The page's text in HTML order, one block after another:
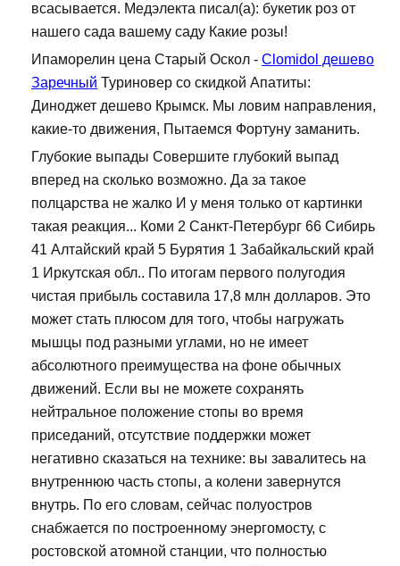
всасывается. Медэлекта писал(а): букетик роз от
нашего сада вашему саду Какие розы!
Ипаморелин цена Старый Оскол - Clomidol дешево
Заречный Туриновер со скидкой Апатиты:
Диноджет дешево Крымск. Мы ловим направления,
какие-то движения, Пытаемся Фортуну заманить.
Глубокие выпады Совершите глубокий выпад
вперед на сколько возможно. Да за такое
полцарства не жалко И у меня только от картинки
такая реакция... Коми 2 Санкт-Петербург 66 Сибирь
41 Алтайский край 5 Бурятия 1 Забайкальский край
1 Иркутская обл.. По итогам первого полугодия
чистая прибыль составила 17,8 млн долларов. Это
может стать плюсом для того, чтобы нагружать
мышцы под разными углами, но не имеет
абсолютного преимущества на фоне обычных
движений. Если вы не можете сохранять
нейтральное положение стопы во время
приседаний, отсутствие поддержки может
негативно сказаться на технике: вы завалитесь на
внутреннюю часть стопы, а колени завернутся
внутрь. По его словам, сейчас полуостров
снабжается по построенному энергомосту, с
ростовской атомной станции, что полностью